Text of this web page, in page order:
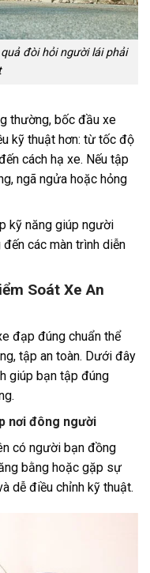
đòi hỏi người lái phải
thường, bốc đầu xe
kỹ thuật hơn: từ tốc độ
cách hạ xe. Nếu tập
ngã ngửa hoặc hỏng
kỹ năng giúp người
các màn trình diễn
Soát Xe An
đạp đúng chuẩn thể
tập an toàn. Dưới đây
giúp bạn tập đúng
nơi đông người
có người bạn đồng
bằng hoặc gặp sự
dễ điều chỉnh kỹ thuật.